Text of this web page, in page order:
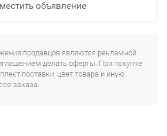
объявление
продавцов являются рекламной
делать оферты. При покупке
поставки, цвет товара и иную
заказа.